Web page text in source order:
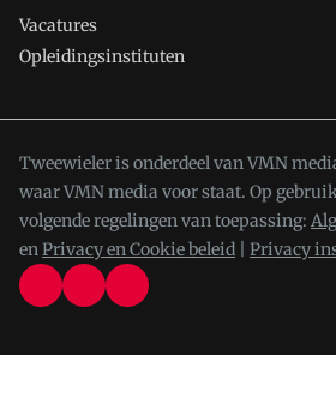
Vacatures
Opleidingsinstituten
Tweewieler is onderdeel van VMN
waar VMN media voor staat. Op
volgende regelingen van toepassing:
enPrivacy en Cookie beleid Privacy